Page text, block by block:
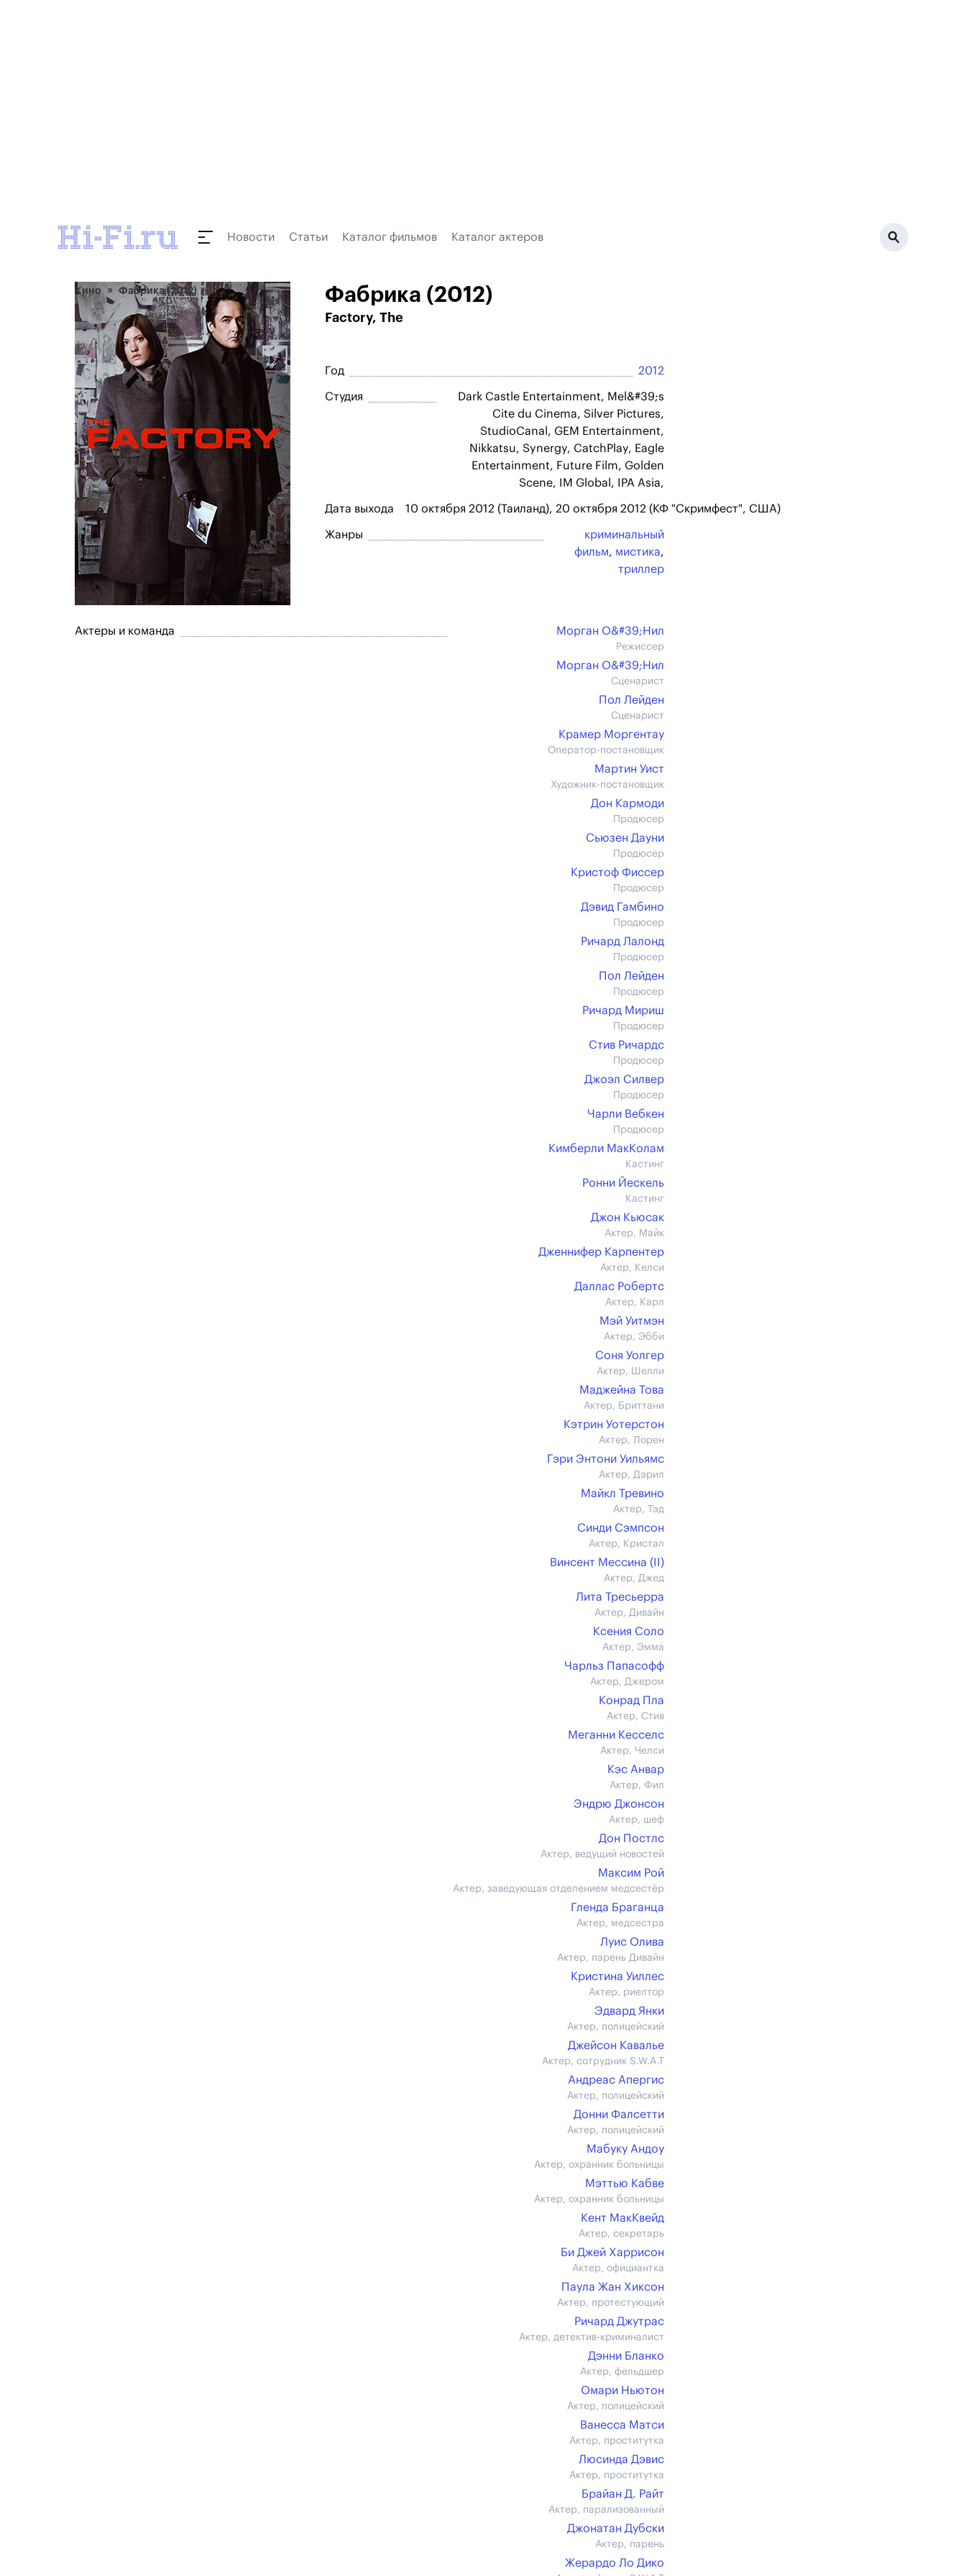
Новости Статьи Каталог фильмов Каталог актеров
Кино Фабрика (2012) Фабрика (2012)
Factory, The
Год 2012
Студия
Dark Castle Entertainment, Mel&#39;s
Cite du Cinema, Silver Pictures,
StudioCanal, GEM Entertainment,
Nikkatsu, Synergy, CatchPlay, Eagle
Entertainment, Future Film, Golden
Scene, IM Global, IPA Asia,
Дата выхода 10 октября 2012 (Таиланд), 20 октября 2012 (КФ "Скримфест", США)
Жанры
криминальный
фильм, мистика,
триллер
Актеры и команда Морган О&#39;Нил
Режиссер
Морган О&#39;Нил
Сценарист
Пол Лейден
Сценарист
Крамер Моргентау
Оператор-постановщик
Мартин Уист
Художник-постановщик
Дон Кармоди
Продюсер
Сьюзен Дауни
Продюсер
Кристоф Фиссер
Продюсер
Дэвид Гамбино
Продюсер
Ричард Лалонд
Продюсер
Пол Лейден
Продюсер
Ричард Мириш
Продюсер
Стив Ричардс
Продюсер
Джоэл Силвер
Продюсер
Чарли Вебкен
Продюсер
Кимберли МакКолам
Кастинг
Ронни Йескель
Кастинг
Джон Кьюсак
Актер, Майк
Дженнифер Карпентер
Актер, Келси
Даллас Робертс
Актер, Карл
Мэй Уитмэн
Актер, Эбби
Соня Уолгер
Актер, Шелли
Маджейна Това
Актер, Бриттани
Кэтрин Уотерстон
Актер, Лорен
Гэри Энтони Уильямс
Актер, Дэрил
Майкл Тревино
Актер, Тэд
Синди Сэмпсон
Актер, Кристал
Винсент Мессина (II)
Актер, Джед
Лита Тресьерра
Актер, Дивайн
Ксения Соло
Актер, Эмма
Чарльз Папасофф
Актер, Джером
Конрад Пла
Актер, Стив
Меганни Кесселс
Актер, Челси
Кэс Анвар
Актер, Фил
Эндрю Джонсон
Актер, шеф
Дон Постлс
Актер, ведущий новостей
Максим Рой
Актер, заведующая отделением медсестёр
Гленда Браганца
Актер, медсестра
Луис Олива
Актер, парень Дивайн
Кристина Уиллес
Актер, риелтор
Эдвард Янки
Актер, полицейский
Джейсон Кавалье
Актер, сотрудник S.W.A.T
Андреас Апергис
Актер, полицейский
Донни Фалсетти
Актер, полицейский
Мабуку Андоу
Актер, охранник больницы
Мэттью Кабве
Актер, охранник больницы
Кент МакКвейд
Актер, секретарь
Би Джей Харрисон
Актер, официантка
Паула Жан Хиксон
Актер, протестующий
Ричард Джутрас
Актер, детектив-криминалист
Дэнни Бланко
Актер, фельдшер
Омари Ньютон
Актер, полицейский
Ванесса Матси
Актер, проститутка
Люсинда Дэвис
Актер, проститутка
Брайан Д. Райт
Актер, парализованный
Джонатан Дубски
Актер, парень
Жерардо Ло Дико